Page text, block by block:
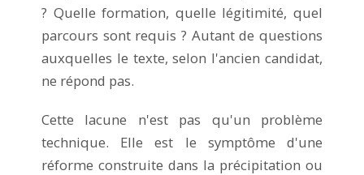
? Quelle formation, quelle légitimité, quel
parcours sont requis ? Autant de questions
auxquelles le texte, selon l'ancien candidat,
ne répond pas.
Cette lacune n'est pas qu'un problème
technique. Elle est le symptôme d'une
réforme construite dans la précipitation ou